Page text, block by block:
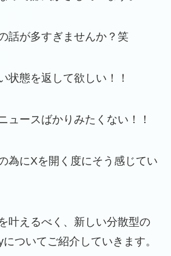
話が多すぎませんか？笑
状態を返して欲しい！！
ュースばかりみたくない！！
為にXを開く度にそう感じてい
叶えるべく、新しい分散型の
ついてご紹介していきます。